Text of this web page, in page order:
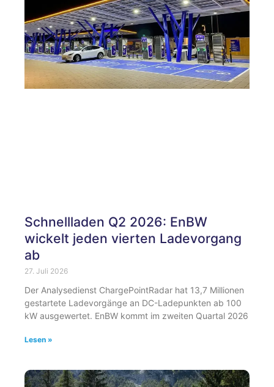
Schnellladen Q2 2026: EnBW
wickelt jeden vierten Ladevorgang
ab
27. Juli 2026
Der Analysedienst ChargePointRadar hat 13,7 Millionen
gestartete Ladevorgänge an DC-Ladepunkten ab 100
kW ausgewertet. EnBW kommt im zweiten Quartal 2026
Lesen »